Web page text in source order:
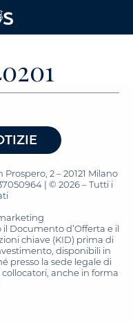
Prospero, 2 – 20121 Milano
| © 2026 – Tutti i
Documento d’Offerta e il
chiave (KID) prima di
disponibili in
presso la sede legale di
collocatori, anche in forma